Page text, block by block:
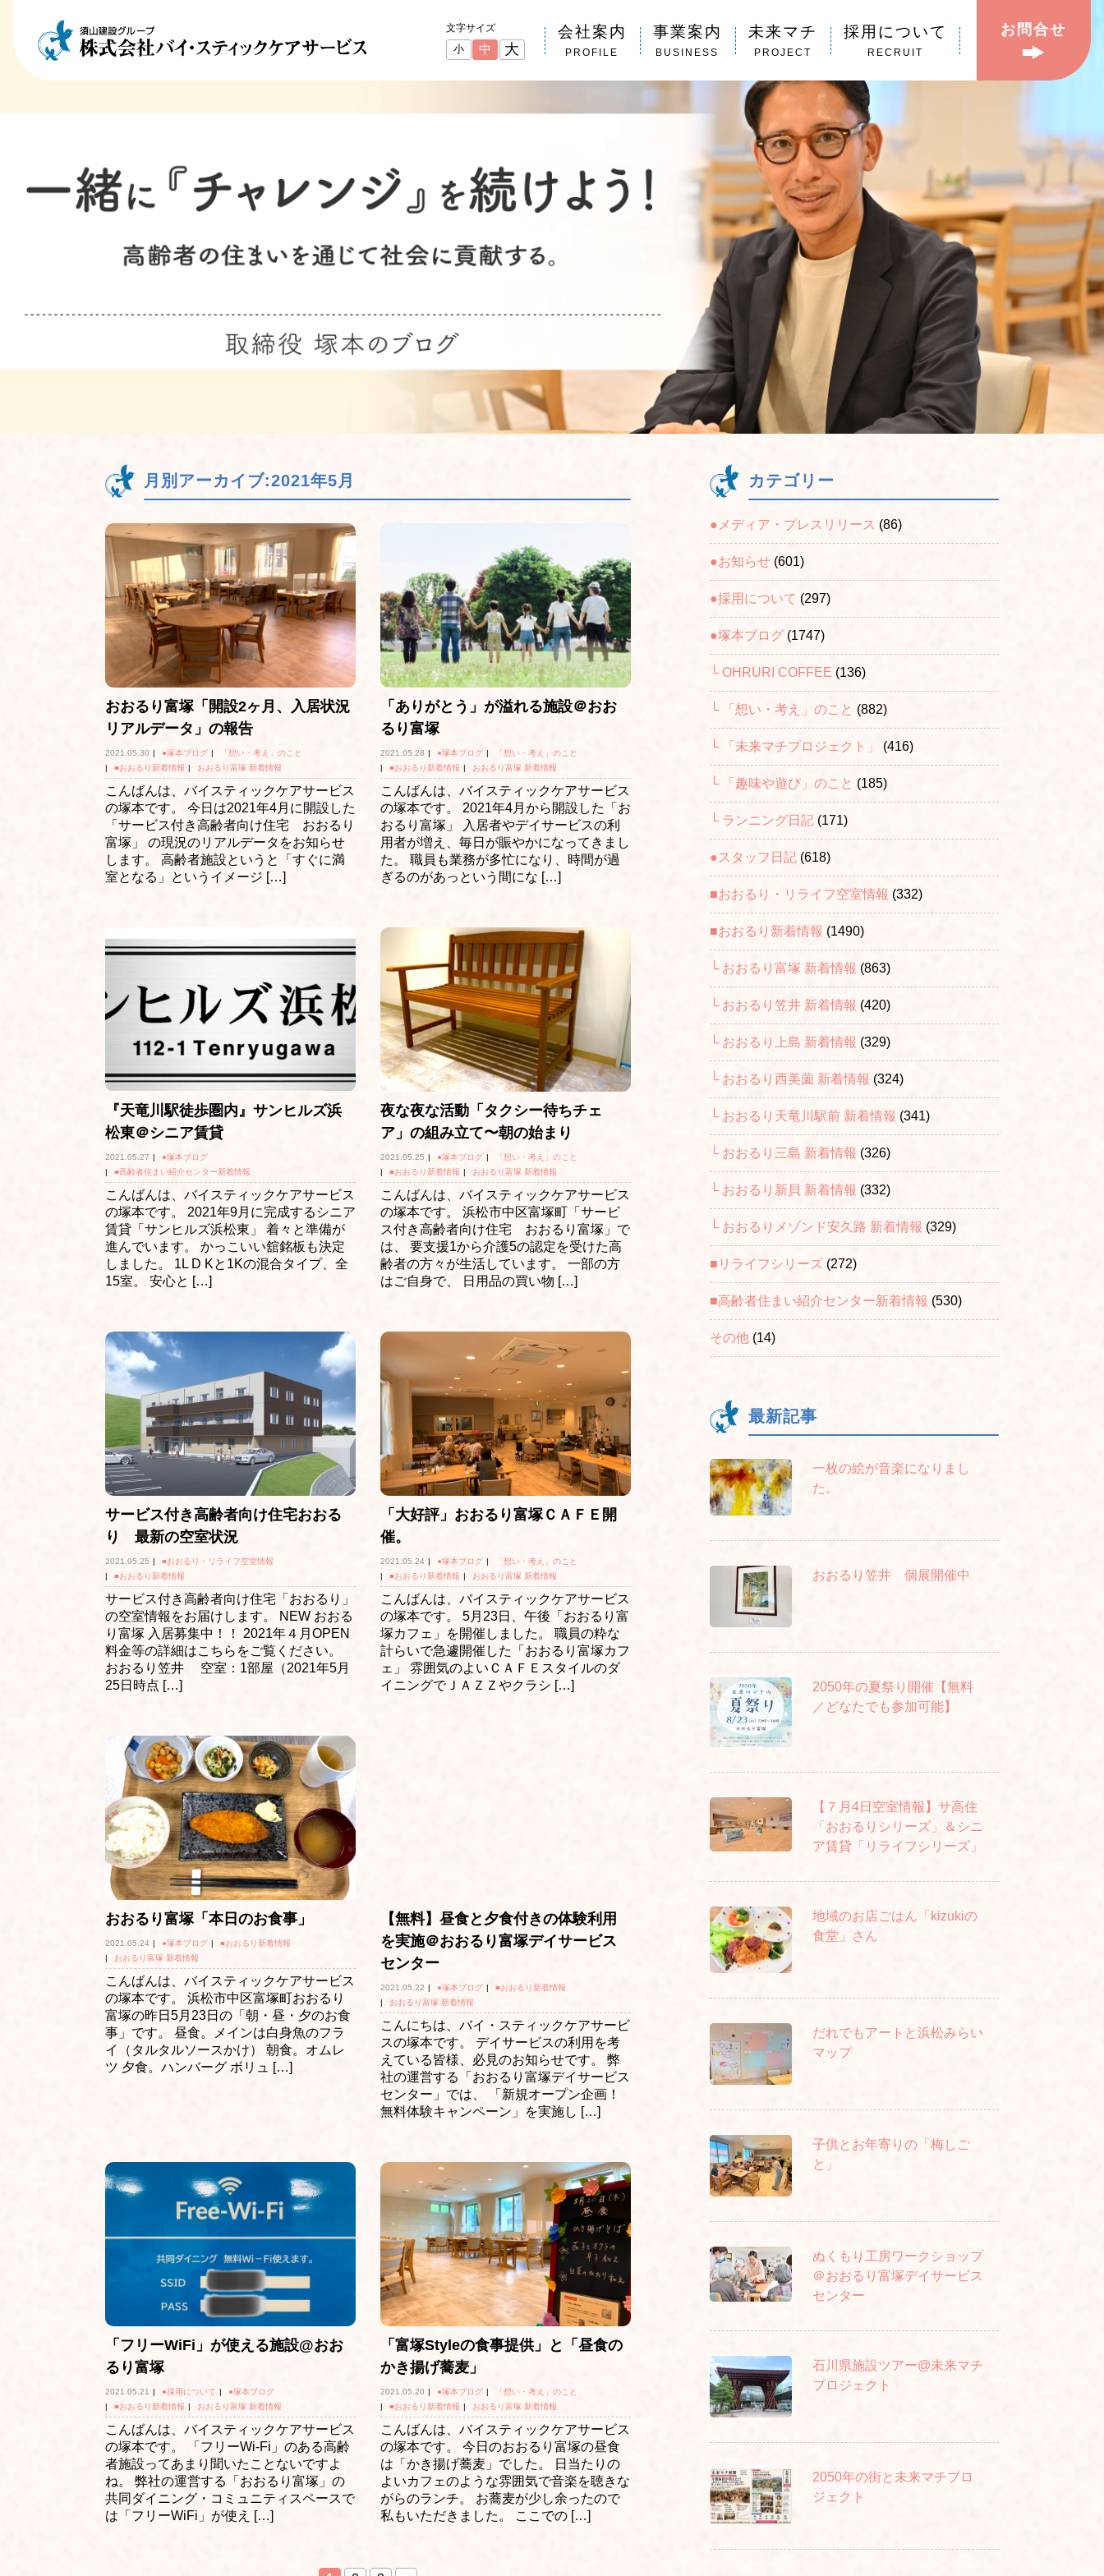
文字サイズ
小 中 大
会社案内
PROFILE
事業案内
BUSINESS
未来マチ
PROJECT
採用について
RECRUIT
お問合せ
月別アーカイブ:2021年5月
おおるり富塚「開設2ヶ月、入居状況
リアルデータ」の報告
2021.05.30 | ●塚本ブログ |
「想い・考え」のこと
|
■おおるり新着情報 | おおるり富塚 新着情報
こんばんは、バイスティックケアサービス
の塚本です。 今日は2021年4月に開設した
「サービス付き高齢者向け住宅 おおるり
富塚」 の現況のリアルデータをお知らせ
します。 高齢者施設というと「すぐに満
室となる」というイメージ […]
「ありがとう」が溢れる施設＠おお
るり富塚
2021.05.28 | ●塚本ブログ |
「想い・考え」のこと
|
■おおるり新着情報 | おおるり富塚 新着情報
こんばんは、バイスティックケアサービス
の塚本です。 2021年4月から開設した「お
おるり富塚」 入居者やデイサービスの利
用者が増え、毎日が賑やかになってきまし
た。 職員も業務が多忙になり、時間が過
ぎるのがあっという間にな […]
『天竜川駅徒歩圏内』サンヒルズ浜
松東＠シニア賃貸
2021.05.27 |
●塚本ブログ
|
■高齢者住まい紹介センター新着情報
こんばんは、バイスティックケアサービス
の塚本です。 2021年9月に完成するシニア
賃貸「サンヒルズ浜松東」 着々と準備が
進んでいます。 かっこいい舘銘板も決定
しました。 1L D Kと1Kの混合タイプ、全
15室。 安心と […]
夜な夜な活動「タクシー待ちチェ
ア」の組み立て〜朝の始まり
2021.05.25 | ●塚本ブログ |
「想い・考え」のこと
|
■おおるり新着情報 | おおるり富塚 新着情報
こんばんは、バイスティックケアサービス
の塚本です。 浜松市中区富塚町「サービ
ス付き高齢者向け住宅 おおるり富塚」で
は、 要支援1から介護5の認定を受けた高
齢者の方々が生活しています。 一部の方
はご自身で、 日用品の買い物 […]
サービス付き高齢者向け住宅おおる
り 最新の空室状況
2021.05.25 |
■おおるり・リライフ空室情報
|
■おおるり新着情報
サービス付き高齢者向け住宅「おおるり」
の空室情報をお届けします。 NEW おおる
り富塚 入居募集中！！ 2021年４月OPEN
料金等の詳細はこちらをご覧ください。
おおるり笠井 空室：1部屋（2021年5月
25日時点 […]
「大好評」おおるり富塚ＣＡＦＥ開
催。
2021.05.24 | ●塚本ブログ |
「想い・考え」のこと
|
■おおるり新着情報 | おおるり富塚 新着情報
こんばんは、バイスティックケアサービス
の塚本です。 5月23日、午後「おおるり富
塚カフェ」を開催しました。 職員の粋な
計らいで急遽開催した「おおるり富塚カフ
ェ」 雰囲気のよいＣＡＦＥスタイルのダ
イニングでＪＡＺＺやクラシ […]
おおるり富塚「本日のお食事」
2021.05.24 | ●塚本ブログ |
■おおるり新着情報
|
おおるり富塚 新着情報
こんばんは、バイスティックケアサービス
の塚本です。 浜松市中区富塚町おおるり
富塚の昨日5月23日の「朝・昼・夕のお食
事」です。 昼食。メインは白身魚のフラ
イ（タルタルソースかけ） 朝食。オムレ
ツ 夕食。ハンバーグ ボリュ […]
【無料】昼食と夕食付きの体験利用
を実施＠おおるり富塚デイサービス
センター
2021.05.22 | ●塚本ブログ |
■おおるり新着情報
|
おおるり富塚 新着情報
こんにちは、バイ・スティックケアサービ
スの塚本です。 デイサービスの利用を考
えている皆様、必見のお知らせです。 弊
社の運営する「おおるり富塚デイサービス
センター」では、 「新規オープン企画！
無料体験キャンペーン」を実施し […]
「フリーWiFi」が使える施設@おお
るり富塚
2021.05.21 | ●採用について |
●塚本ブログ
|
■おおるり新着情報 | おおるり富塚 新着情報
こんばんは、バイスティックケアサービス
の塚本です。 「フリーWi-Fi」のある高齢
者施設ってあまり聞いたことないですよ
ね。 弊社の運営する「おおるり富塚」の
共同ダイニング・コミュニティスペースで
は「フリーWiFi」が使え […]
「富塚Styleの食事提供」と「昼食の
かき揚げ蕎麦」
2021.05.20 | ●塚本ブログ |
「想い・考え」のこと
|
■おおるり新着情報 | おおるり富塚 新着情報
こんばんは、バイスティックケアサービス
の塚本です。 今日のおおるり富塚の昼食
は「かき揚げ蕎麦」でした。 日当たりの
よいカフェのような雰囲気で音楽を聴きな
がらのランチ。 お蕎麦が少し余ったので
私もいただきました。 ここでの […]
カテゴリー
●メディア・プレスリリース (86)
●お知らせ (601)
●採用について (297)
●塚本ブログ (1747)
└ OHRURI COFFEE (136)
└ 「想い・考え」のこと (882)
└ 「未来マチプロジェクト」 (416)
└ 「趣味や遊び」のこと (185)
└ ランニング日記 (171)
●スタッフ日記 (618)
■おおるり・リライフ空室情報 (332)
■おおるり新着情報 (1490)
└ おおるり富塚 新着情報 (863)
└ おおるり笠井 新着情報 (420)
└ おおるり上島 新着情報 (329)
└ おおるり西美薗 新着情報 (324)
└ おおるり天竜川駅前 新着情報 (341)
└ おおるり三島 新着情報 (326)
└ おおるり新貝 新着情報 (332)
└ おおるりメゾンド安久路 新着情報 (329)
■リライフシリーズ (272)
■高齢者住まい紹介センター新着情報 (530)
その他 (14)
最新記事
一枚の絵が音楽になりまし
た。
おおるり笠井 個展開催中
2050年の夏祭り開催【無料
／どなたでも参加可能】
【７月4日空室情報】サ高住
「おおるりシリーズ」＆シニ
ア賃貸「リライフシリーズ」
地域のお店ごはん「kizukiの
食堂」さん
だれでもアートと浜松みらい
マップ
子供とお年寄りの「梅しご
と」
ぬくもり工房ワークショップ
＠おおるり富塚デイサービス
センター
石川県施設ツアー@未来マチ
プロジェクト
2050年の街と未来マチプロ
ジェクト